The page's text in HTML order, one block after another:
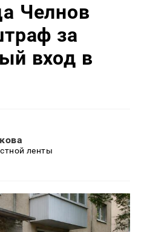
Челнов
за
вход в
ленты